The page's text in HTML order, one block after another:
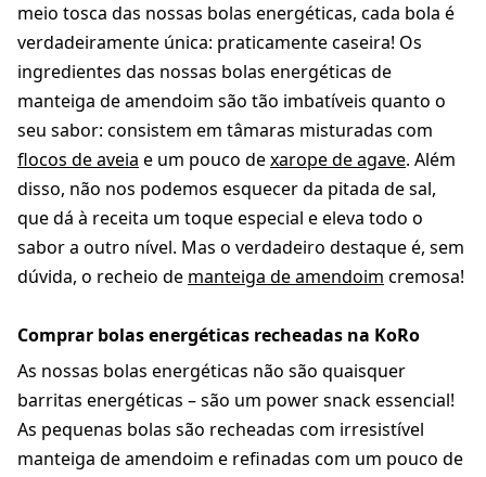
meio tosca das nossas bolas energéticas, cada bola é
verdadeiramente única: praticamente caseira! Os
ingredientes das nossas bolas energéticas de
manteiga de amendoim são tão imbatíveis quanto o
seu sabor: consistem em tâmaras misturadas com
flocos de aveia e um pouco dexarope de agave. Além
disso, não nos podemos esquecer da pitada de sal,
que dá à receita um toque especial e eleva todo o
sabor a outro nível. Mas o verdadeiro destaque é, sem
dúvida, o recheio de manteiga de amendoim cremosa!
Comprar bolas energéticas recheadas na KoRo
As nossas bolas energéticas não são quaisquer
barritas energéticas – são um power snack essencial!
As pequenas bolas são recheadas com irresistível
manteiga de amendoim e refinadas com um pouco de